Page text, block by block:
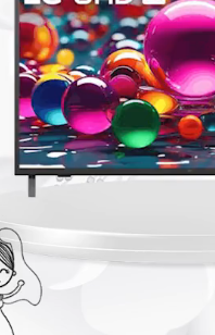
Ashley - Даавуун
буйдангийн хөл
амраагч 5950514
Буйдан
698,000₮
523,500₮
- 419,300₮